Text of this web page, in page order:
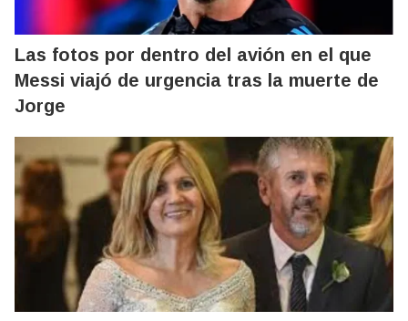
Las fotos por dentro del avión en el que
Messi viajó de urgencia tras la muerte de
Jorge